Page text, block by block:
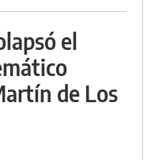
el
de Los